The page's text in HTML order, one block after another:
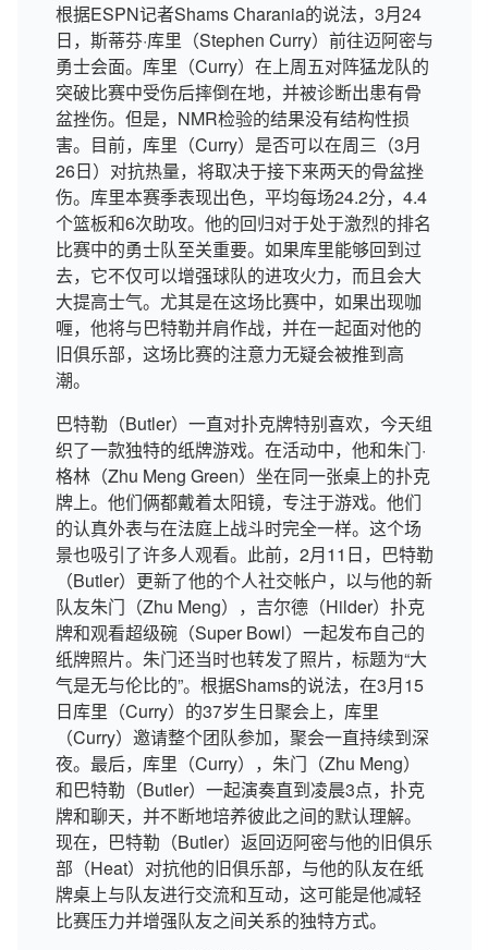
根据ESPN记者Shams Charania的说法，3月24
日，斯蒂芬·库里（Stephen Curry）前往迈阿密与
勇士会面。库里（Curry）在上周五对阵猛龙队的
突破比赛中受伤后摔倒在地，并被诊断出患有骨
盆挫伤。但是，NMR检验的结果没有结构性损
害。目前，库里（Curry）是否可以在周三（3月
26日）对抗热量，将取决于接下来两天的骨盆挫
伤。库里本赛季表现出色，平均每场24.2分，4.4
个篮板和6次助攻。他的回归对于处于激烈的排名
比赛中的勇士队至关重要。如果库里能够回到过
去，它不仅可以增强球队的进攻火力，而且会大
大提高士气。尤其是在这场比赛中，如果出现咖
喱，他将与巴特勒并肩作战，并在一起面对他的
旧俱乐部，这场比赛的注意力无疑会被推到高
潮。
巴特勒（Butler）一直对扑克牌特别喜欢，今天组
织了一款独特的纸牌游戏。在活动中，他和朱门·
格林（Zhu Meng Green）坐在同一张桌上的扑克
牌上。他们俩都戴着太阳镜，专注于游戏。他们
的认真外表与在法庭上战斗时完全一样。这个场
景也吸引了许多人观看。此前，2月11日，巴特勒
（Butler）更新了他的个人社交帐户，以与他的新
队友朱门（Zhu Meng），吉尔德（Hilder）扑克
牌和观看超级碗（Super Bowl）一起发布自己的
纸牌照片。朱门还当时也转发了照片，标题为“大
气是无与伦比的”。根据Shams的说法，在3月15
日库里（Curry）的37岁生日聚会上，库里
（Curry）邀请整个团队参加，聚会一直持续到深
夜。最后，库里（Curry），朱门（Zhu Meng）
和巴特勒（Butler）一起演奏直到凌晨3点，扑克
牌和聊天，并不断地培养彼此之间的默认理解。
现在，巴特勒（Butler）返回迈阿密与他的旧俱乐
部（Heat）对抗他的旧俱乐部，与他的队友在纸
牌桌上与队友进行交流和互动，这可能是他减轻
比赛压力并增强队友之间关系的独特方式。